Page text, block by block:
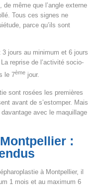
même que l’angle externe
Tous ces signes ne
parce qu’ils sont
jours au minimum et 6 jours
reprise de l’activité socio-
le 7èmejour.
sont rosées les premières
avant de s’estomper. Mais
avec le maquillage
:
à Montpellier, il
1 mois et au maximum 6